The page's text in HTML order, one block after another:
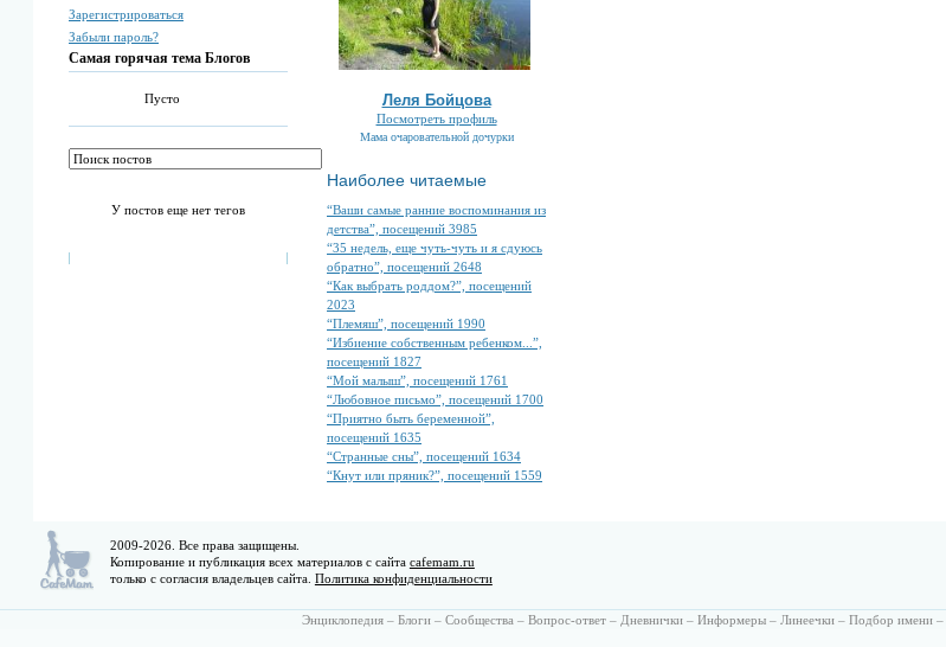
Зарегистрироваться
Забыли пароль?
Самая горячая тема Блогов
Пусто
У постов еще нет тегов
Леля Бойцова
Посмотреть профиль
Мама очаровательной дочурки
Наиболее читаемые
“Ваши самые ранние воспоминания из
детства”, посещений 3985
“35 недель, еще чуть-чуть и я сдуюсь
обратно”, посещений 2648
“Как выбрать роддом?”, посещений
2023
“Племяш”, посещений 1990
“Избиение собственным ребенком...”,
посещений 1827
“Мой малыш”, посещений 1761
“Любовное письмо”, посещений 1700
“Приятно быть беременной”,
посещений 1635
“Странные сны”, посещений 1634
“Кнут или пряник?”, посещений 1559
2009-2026. Все права защищены.
Копирование и публикация всех материалов с сайта cafemam.ru
только с согласия владельцев сайта. Политика конфиденциальности
Энциклопедия – Блоги – Сообщества – Вопрос-ответ – Дневнички – Информеры – Линеечки – Подбор имени –